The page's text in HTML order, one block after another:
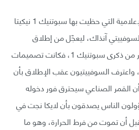
لسوء الحظ، دفعت الهبة الإعلامية التي حظيت بها سبوتنيك 1 نيكيتا
آنذاك، ليعجّل من إطلاق
سبوتنيك 2 فقط عقب شهر من ذكرى سبوتنيك 1، فكانت تصميمات
واعترف السوفييتيون عقب الإطلاق بأن
القمر الصناعي سيحترق فور دخوله
الناس يصدقون بأن لايكا نجت في
أن تموت من فرط الحرارة، وهو ما